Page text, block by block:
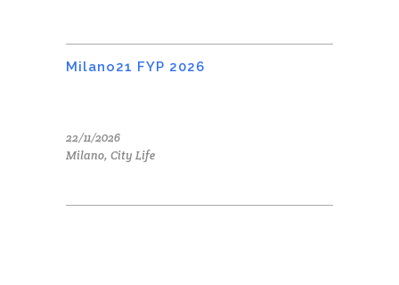
Milano21 FYP 2026
22/11/2026
Milano, City Life